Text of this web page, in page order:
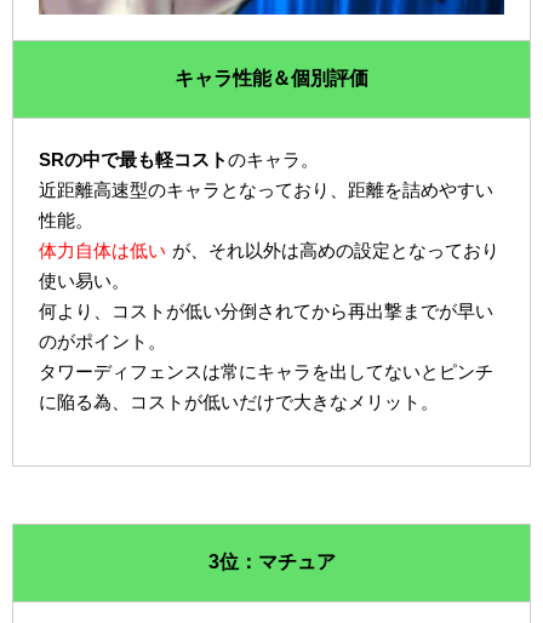
キャラ性能＆個別評価
SRの中で最も軽コストのキャラ。
近距離高速型のキャラとなっており、距離を詰めやすい
性能。
体力自体は低い が、それ以外は高めの設定となっており
使い易い。
何より、コストが低い分倒されてから再出撃までが早い
のがポイント。
タワーディフェンスは常にキャラを出してないとピンチ
に陥る為、コストが低いだけで大きなメリット。
3位：マチュア